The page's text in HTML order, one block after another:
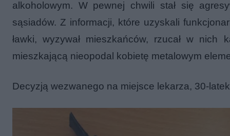
alkoholowym. W pewnej chwili stał się
sąsiadów. Z informacji, które uzyskali
ławki, wyzywał mieszkańców, rzucał w
mieszkającą nieopodal kobietę metalowym
Decyzją wezwanego na miejsce lekarza, 30-